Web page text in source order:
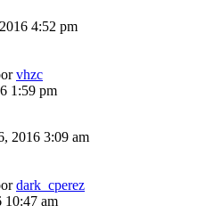
4:52 pm
vhzc
1:59 pm
2016 3:09 am
dark_cperez
10:47 am